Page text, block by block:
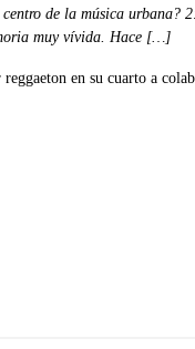
de la música urbana?
muy vívida. Hace […]